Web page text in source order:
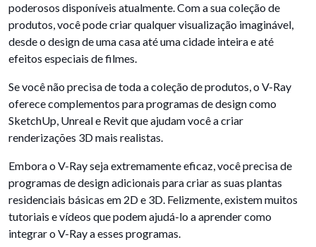
poderosos disponíveis atualmente. Com a sua coleção de
produtos, você pode criar qualquer visualização imaginável,
desde o design de uma casa até uma cidade inteira e até
efeitos especiais de filmes.
Se você não precisa de toda a coleção de produtos, o V-Ray
oferece complementos para programas de design como
SketchUp, Unreal e Revit que ajudam você a criar
renderizações 3D mais realistas.
Embora o V-Ray seja extremamente eficaz, você precisa de
programas de design adicionais para criar as suas plantas
residenciais básicas em 2D e 3D. Felizmente, existem muitos
tutoriais e vídeos que podem ajudá-lo a aprender como
integrar o V-Ray a esses programas.